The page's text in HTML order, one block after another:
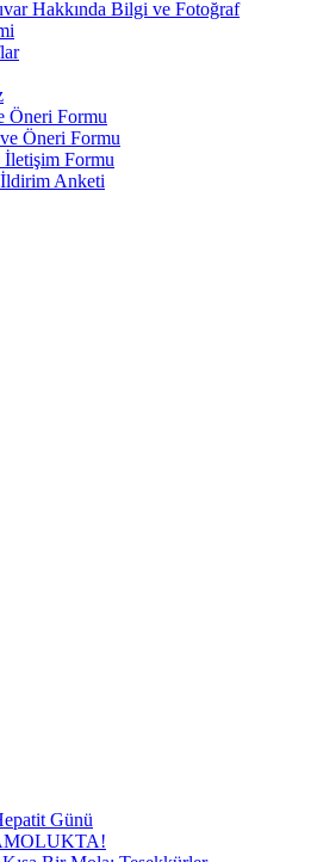
Hakkında Bilgi ve Fotoğraf
Öneri Formu
Öneri Formu
Formu
Anketi
Günü